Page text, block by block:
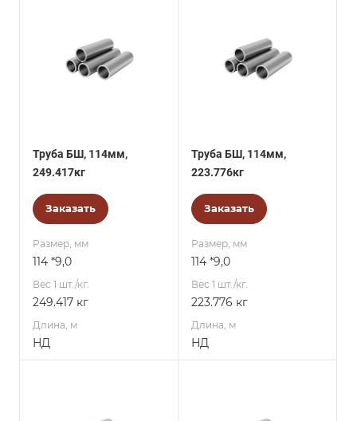
Труба БШ, 114мм,
249.417кг
Заказать
Размер, мм
114 *9,0
Вес 1 шт./кг.
249.417 кг
Длина, м
НД
Труба БШ, 114мм,
223.776кг
Заказать
Размер, мм
114 *9,0
Вес 1 шт./кг.
223.776 кг
Длина, м
НД